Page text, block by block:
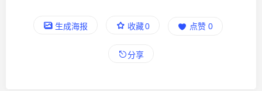
生成海报 收藏0 点赞 0
分享